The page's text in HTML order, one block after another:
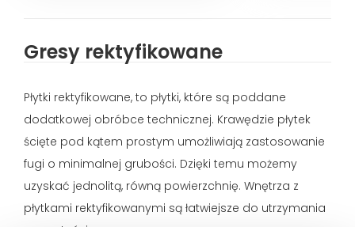
Gresy rektyfikowane
Płytki rektyfikowane, to płytki, które są poddane
dodatkowej obróbce technicznej. Krawędzie płytek
ścięte pod kątem prostym umożliwiają zastosowanie
fugi o minimalnej grubości. Dzięki temu możemy
uzyskać jednolitą, równą powierzchnię. Wnętrza z
płytkami rektyfikowanymi są łatwiejsze do utrzymania